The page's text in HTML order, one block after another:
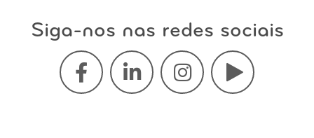
Siga-nos nas redes sociais